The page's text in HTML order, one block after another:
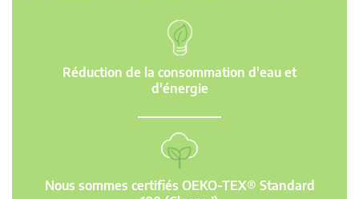
Réduction de la consommation d'eau et
d'énergie
Nous sommes certifiés OEKO-TEX® Standard